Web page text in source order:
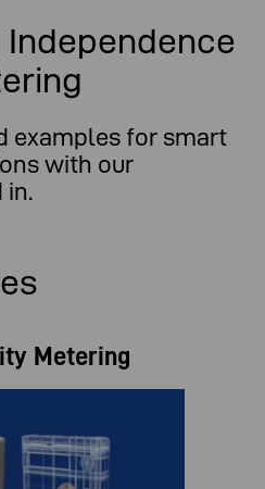
examples for smart
with our
in.
Metering